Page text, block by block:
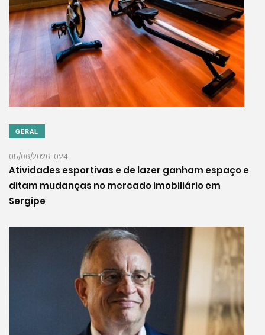
GERAL
05/06/2026 10:24
Atividades esportivas e de lazer ganham espaço e
ditam mudanças no mercado imobiliário em
Sergipe